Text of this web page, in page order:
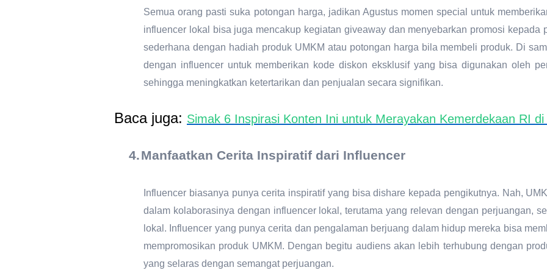
Semua orang pasti suka potongan harga, jadikan Agustus momen special untuk
influencer lokal bisa juga mencakup kegiatan giveaway dan menyebarkan promosi kepada
sederhana dengan hadiah produk UMKM atau potongan harga bila membeli produk. Di
dengan influencer untuk memberikan kode diskon eksklusif yang bisa digunakan oleh
sehingga meningkatkan ketertarikan dan penjualan secara signifikan.
Baca juga: Simak 6 Inspirasi Konten Ini untuk Merayakan Kemerdekaan RI
4.Manfaatkan Cerita Inspiratif dari Influencer
Influencer biasanya punya cerita inspiratif yang bisa dishare kepada pengikutnya. Nah,
dalam kolaborasinya dengan influencer lokal, terutama yang relevan dengan perjuangan,
lokal. Influencer yang punya cerita dan pengalaman berjuang dalam hidup mereka bisa
mempromosikan produk UMKM. Dengan begitu audiens akan lebih terhubung dengan
yang selaras dengan semangat perjuangan.